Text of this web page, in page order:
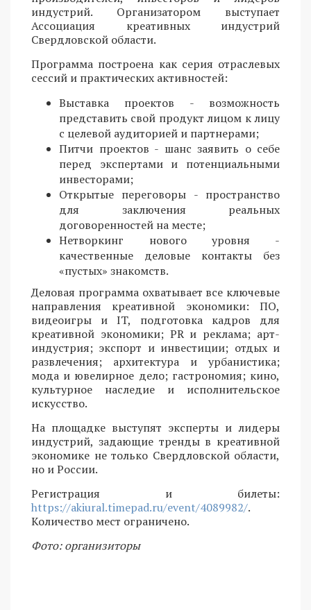
индустрий. Организатором выступает
Ассоциация креативных индустрий
Свердловской области.
Программа построена как серия отраслевых
сессий и практических активностей:
Выставка проектов - возможность
представить свой продукт лицом к лицу
с целевой аудиторией и партнерами;
Питчи проектов - шанс заявить о себе
перед экспертами и потенциальными
инвесторами;
Открытые переговоры - пространство
для заключения реальных
договоренностей на месте;
Нетворкинг нового уровня -
качественные деловые контакты без
«пустых» знакомств.
Деловая программа охватывает все ключевые
направления креативной экономики: ПО,
видеоигры и IT, подготовка кадров для
креативной экономики; PR и реклама; арт-
индустрия; экспорт и инвестиции; отдых и
развлечения; архитектура и урбанистика;
мода и ювелирное дело; гастрономия; кино,
культурное наследие и исполнительское
искусство.
На площадке выступят эксперты и лидеры
индустрий, задающие тренды в креативной
экономике не только Свердловской области,
но и России.
Регистрация и билеты:
https://akiural.timepad.ru/event/4089982/.
Количество мест ограничено.
Фото: организиторы